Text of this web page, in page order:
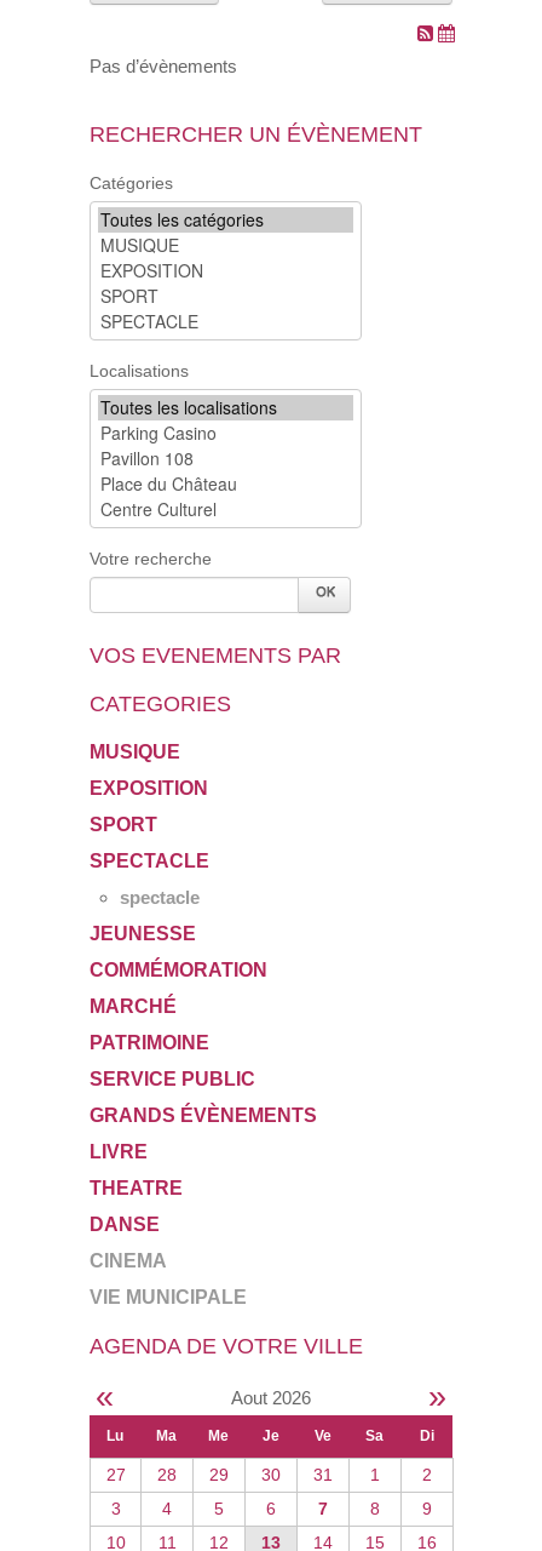
SOCIAL
SPORTS ET LOISIRS
CULTURE ET PATRIMOINE
DÉCISIONS & DÉLIBÉRATIONS
RENDEZ-VOUS EN LIGNE
Pas d’évènements
RECHERCHER UN ÉVÈNEMENT
Catégories
Localisations
Votre recherche
VOS EVENEMENTS PAR
CATEGORIES
MUSIQUE
EXPOSITION
SPORT
SPECTACLE
spectacle
JEUNESSE
COMMÉMORATION
MARCHÉ
PATRIMOINE
SERVICE PUBLIC
GRANDS ÉVÈNEMENTS
LIVRE
THEATRE
DANSE
CINEMA
VIE MUNICIPALE
AGENDA DE VOTRE VILLE
« Aout 2026 »
Lu Ma Me Je Ve Sa Di
27 28 29 30 31 1
2
3
4 5 6 7 8
9
10
11 12 13 14 15
16